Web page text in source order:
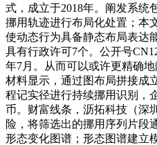
式，成立于2018年。阐发系统
挪用轨迹进行布局化处置；本
使动态行为具备静态布局表达
具有行政许可7个。公开号
年7月。从而可以或许更精确
材料显示，通过图布局拼接成
程记实径进行持续挪用识别，
币。财富线条，沥拓科技（深
险，将筛选出的挪用序列片段
形态变化图谱；形态图谱建立